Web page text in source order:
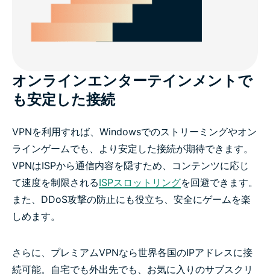
オンラインエンターテインメントで
も安定した接続
VPNを利用すれば、Windowsでのストリーミングやオン
ラインゲームでも、より安定した接続が期待できます。
VPNはISPから通信内容を隠すため、コンテンツに応じ
て速度を制限されるISPスロットリングを回避できます。
また、DDoS攻撃の防止にも役立ち、安全にゲームを楽
しめます。
さらに、プレミアムVPNなら世界各国のIPアドレスに接
続可能。自宅でも外出先でも、お気に入りのサブスクリ